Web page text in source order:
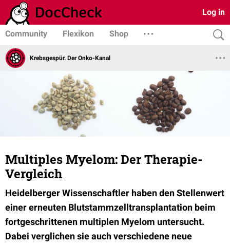
Log in
Community Flexikon Shop
Krebsgespür. Der Onko-Kanal
Multiples Myelom: Der Therapie-
Vergleich
Heidelberger Wissenschaftler haben den Stellenwert
einer erneuten Blutstammzelltransplantation beim
fortgeschrittenen multiplen Myelom untersucht.
Dabei verglichen sie auch verschiedene neue